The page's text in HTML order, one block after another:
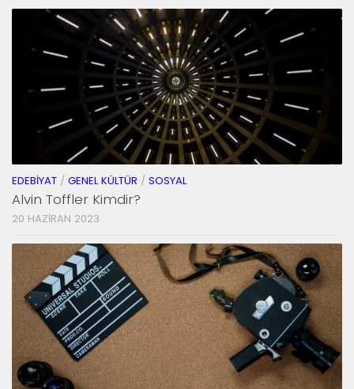
EDEBIYAT / GENEL KÜLTÜR / SOSYAL
Alvin Toffler Kimdir?
20 HAZIRAN 2023